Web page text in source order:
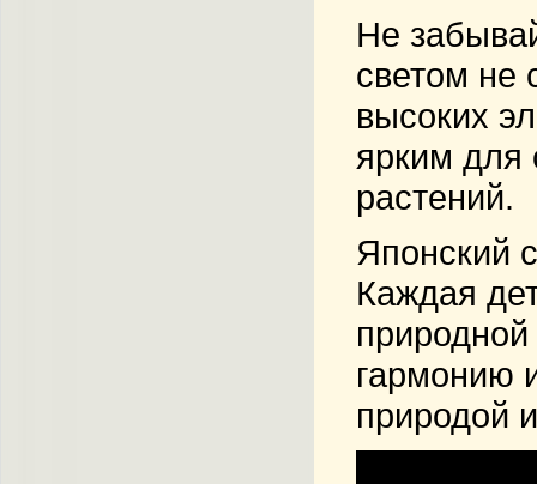
Не
светом не
высоких
ярким для
растений.
Японский
Каждая
гармонию
природой